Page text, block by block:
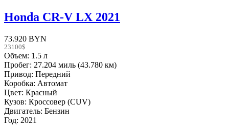
Honda CR-V LX 2021
73.920 BYN
23100$
Объем: 1.5 л
Пробег: 27.204 миль (43.780 км)
Привод: Передний
Коробка: Автомат
Цвет: Красный
Кузов: Кроссовер (CUV)
Двигатель: Бензин
Год: 2021